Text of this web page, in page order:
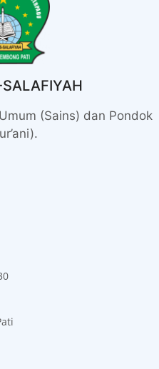
(Sains) dan Pondok